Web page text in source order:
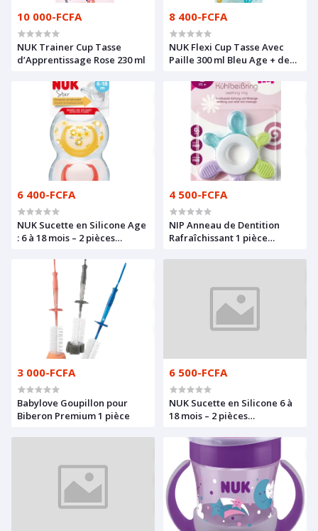
10 000-FCFA
NUK Trainer Cup Tasse
d’Apprentissage Rose 230 ml
8 400-FCFA
NUK Flexi Cup Tasse Avec
Paille 300 ml Bleu Age + de
6 400-FCFA
NUK Sucette en Silicone Age
: 6 à 18 mois – 2 pièces
4 500-FCFA
NIP Anneau de Dentition
Rafraîchissant 1 pièce
3 000-FCFA
Babylove Goupillon pour
Biberon Premium 1 pièce
6 500-FCFA
NUK Sucette en Silicone 6 à
18 mois – 2 pièces